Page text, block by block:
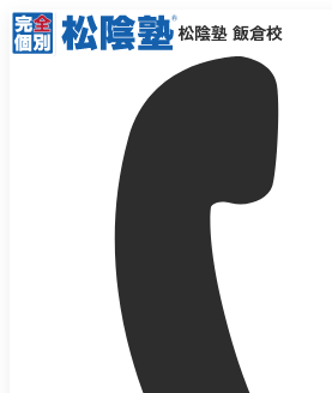
松陰塾 飯倉校
電話する 無料体験 資料請求